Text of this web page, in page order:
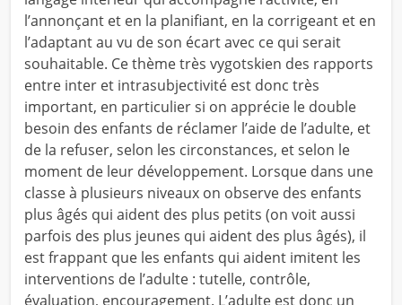
l’annonçant et en la planifiant, en la corrigeant et en
l’adaptant au vu de son écart avec ce qui serait
souhaitable. Ce thème très vygotskien des rapports
entre inter et intrasubjectivité est donc très
important, en particulier si on apprécie le double
besoin des enfants de réclamer l’aide de l’adulte, et
de la refuser, selon les circonstances, et selon le
moment de leur développement. Lorsque dans une
classe à plusieurs niveaux on observe des enfants
plus âgés qui aident des plus petits (on voit aussi
parfois des plus jeunes qui aident des plus âgés), il
est frappant que les enfants qui aident imitent les
interventions de l’adulte : tutelle, contrôle,
évaluation, encouragement. L’adulte est donc un